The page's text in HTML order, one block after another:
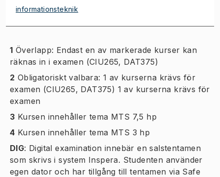
informationsteknik
1 Överlapp: Endast en av markerade kurser kan
räknas in i examen (CIU265, DAT375)
2 Obligatoriskt valbara: 1 av kurserna krävs för
examen (CIU265, DAT375) 1 av kurserna krävs för
examen
3 Kursen innehåller tema MTS 7,5 hp
4 Kursen innehåller tema MTS 3 hp
DIG: Digital examination innebär en salstentamen
som skrivs i system Inspera. Studenten använder
egen dator och har tillgång till tentamen via Safe